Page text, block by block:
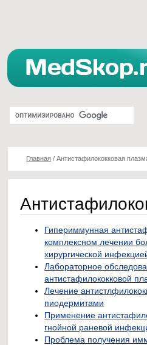
Главная /Антистафилококковая
Гипериммунная
комплексном лечении
хирургической
Лабораторное
антистафилококковой
Лечение
пиодермитами
Применение
гнойной раневой
Проблема получения